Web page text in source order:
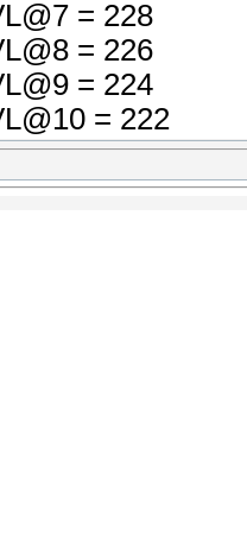
= 228
= 226
= 224
= 222